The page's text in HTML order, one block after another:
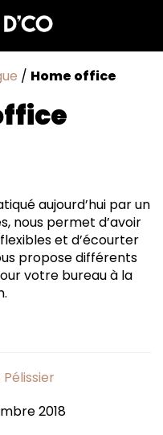
/ Home office
aujourd’hui par un
nous permet d’avoir
et d’écourter
propose différents
votre bureau à la
2018